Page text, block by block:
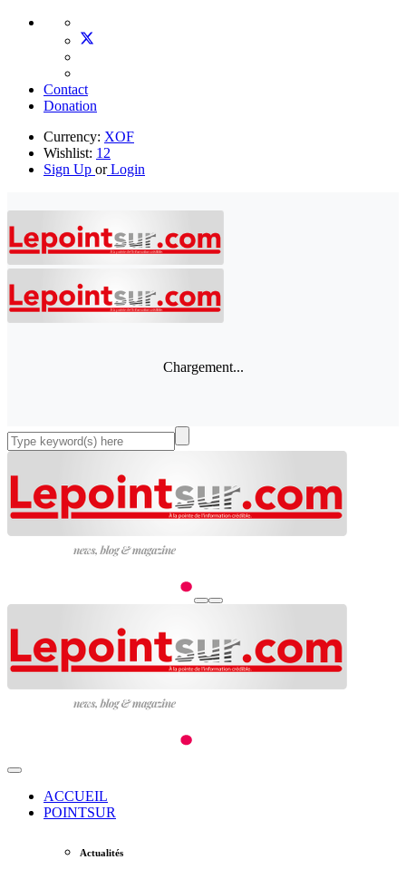
Contact
Donation
Currency: XOF
Wishlist: 12
Sign Up orLogin
Chargement...
ACCUEIL
POINTSUR
Actualités